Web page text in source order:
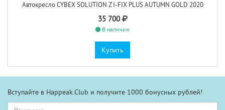
Автокресло CYBEX SOLUTION Z I-FIX PLUS AUTUMN GOLD 2020
35 700
В наличии
Купить
Вступайте в Happeak.Club и получите 1000 бонусных рублей!